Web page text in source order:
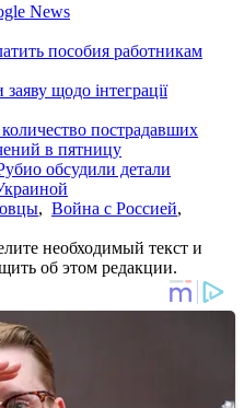
News
пособия работникам
щодо інтеграції
пострадавших
в пятницу
обсудили детали
, Война с Россией,
необходимый текст и
об этом редакции.